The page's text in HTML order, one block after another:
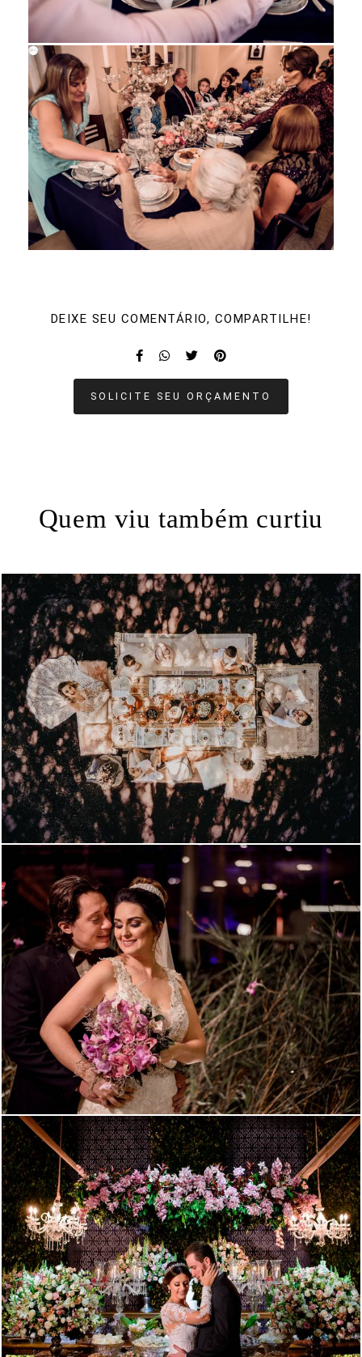
DEIXE SEU COMENTÁRIO, COMPARTILHE!
SOLICITE SEU ORÇAMENTO
Quem viu também curtiu
1575 85
1506 1
2558